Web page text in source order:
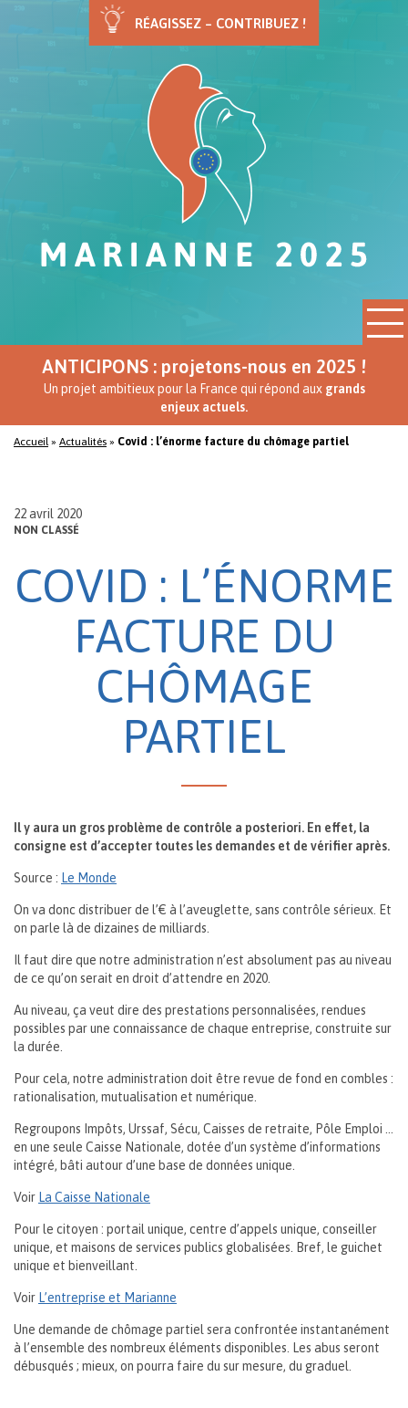
RÉAGISSEZ – CONTRIBUEZ !
ANTICIPONS : projetons-nous en 2025 !
Un projet ambitieux pour la France qui répond aux grands
enjeux actuels.
Accueil» Actualités » Covid : l’énorme facture du chômage partiel
22 avril 2020
NON CLASSÉ
COVID : L’ÉNORME
FACTURE DU
CHÔMAGE
PARTIEL
Il y aura un gros problème de contrôle a posteriori. En effet, la
consigne est d’accepter toutes les demandes et de vérifier après.
Source : Le Monde
On va donc distribuer de l’€ à l’aveuglette, sans contrôle sérieux. Et
on parle là de dizaines de milliards.
Il faut dire que notre administration n’est absolument pas au niveau
de ce qu’on serait en droit d’attendre en 2020.
Au niveau, ça veut dire des prestations personnalisées, rendues
possibles par une connaissance de chaque entreprise, construite sur
la durée.
Pour cela, notre administration doit être revue de fond en combles :
rationalisation, mutualisation et numérique.
Regroupons Impôts, Urssaf, Sécu, Caisses de retraite, Pôle Emploi …
en une seule Caisse Nationale, dotée d’un système d’informations
intégré, bâti autour d’une base de données unique.
Voir La Caisse Nationale
Pour le citoyen : portail unique, centre d’appels unique, conseiller
unique, et maisons de services publics globalisées. Bref, le guichet
unique et bienveillant.
Voir L’entreprise et Marianne
Une demande de chômage partiel sera confrontée instantanément
à l’ensemble des nombreux éléments disponibles. Les abus seront
débusqués ; mieux, on pourra faire du sur mesure, du graduel.